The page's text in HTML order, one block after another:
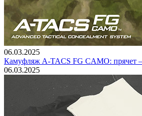
06.03.2025
Камуфляж A-TACS FG CAMO: прячет
06.03.2025